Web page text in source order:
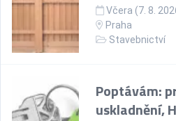
Včera (7. 8.
Praha
Stavebnictví
Poptávám:
uskladnění,